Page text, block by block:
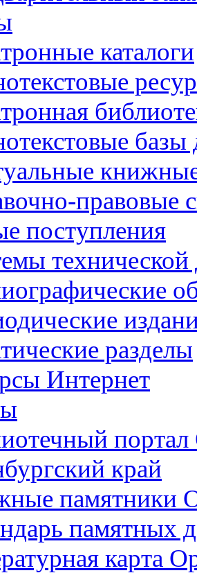
каталоги
правовые
поступления
разделы
Интернет
портал
край
памятники
памятных
карта